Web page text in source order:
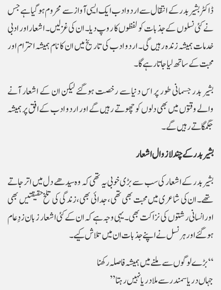
ڈاکٹر بشیر بدر کے انتقال سے اردو ادب ایک ایسی آواز سے محروم ہوگیا ہے جس
نے کئی نسلوں کے جذبات کو لفظوں کا روپ دیا۔ ان کی غزلیں۔ اشعار اور ادبی
خدمات ہمیشہ زندہ رہیں گی۔ اردو ادب کی تاریخ میں ان کا نام ہمیشہ احترام اور
محبت کے ساتھ لیا جاتا رہے گا۔
بشیر بدر جسمانی طور پر اس دنیا سے رخصت ہوگئے لیکن ان کے اشعار آنے
والے وقتوں میں بھی دلوں کو چھوتے رہیں گے اور اردو ادب کے افق پر ہمیشہ
جگمگاتے رہیں گے۔
بشیر بدر کے چند لازوال اشعار
بشیر بدر کے اشعار کی سب سے بڑی خوبی یہ تھی کہ وہ سیدھے دل میں اتر جاتے
تھے۔ ان کی شاعری میں محبت بھی تھی، جدائی بھی، زندگی کی تلخ حقیقتیں بھی
اور انسانی رشتوں کی نزاکت بھی۔ یہی وجہ ہے کہ ان کے کئی اشعار زبان زدِ عام
ہوگئے اور ہر نسل نے اپنے جذبات ان میں تلاش کیے۔
“بڑے لوگوں سے ملنے میں ہمیشہ فاصلہ رکھنا
جہاں دریا سمندر سے ملا دریا نہیں رہتا”